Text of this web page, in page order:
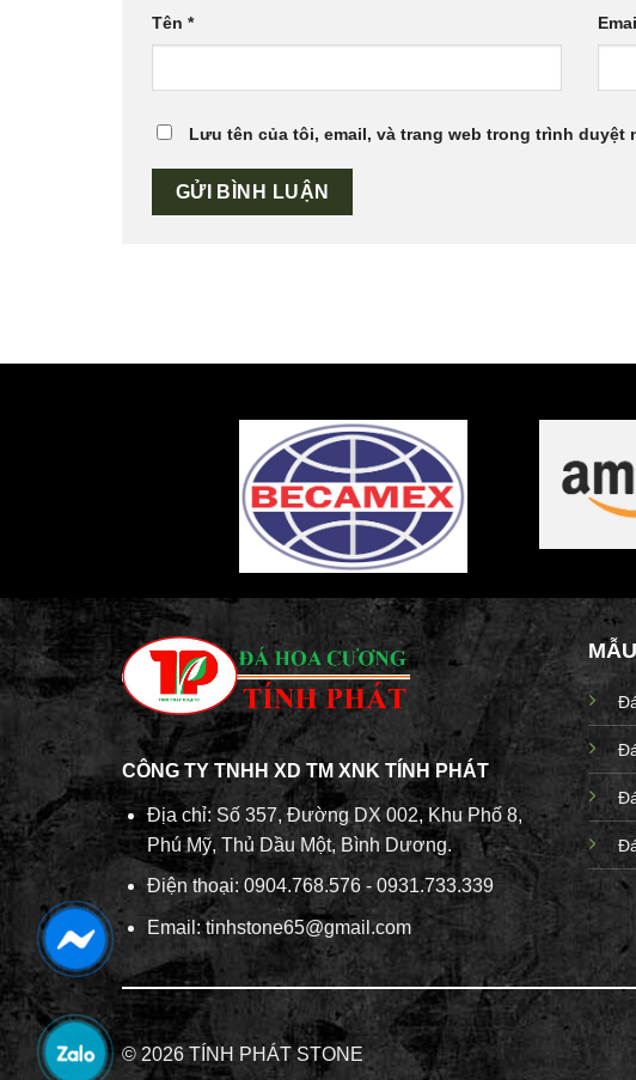
Tên *
Lưu tên của tôi, email, và trang web trong trình duyệt
CÔNG TY TNHH XD TM XNK TÍNH PHÁT
Địa chỉ: Số 357, Đường DX 002, Khu Phố 8,
Phú Mỹ, Thủ Dầu Một, Bình Dương.
Điện thoại: 0904.768.576 - 0931.733.339
Email: tinhstone65@gmail.com
© 2026 TÍNH PHÁT STONE